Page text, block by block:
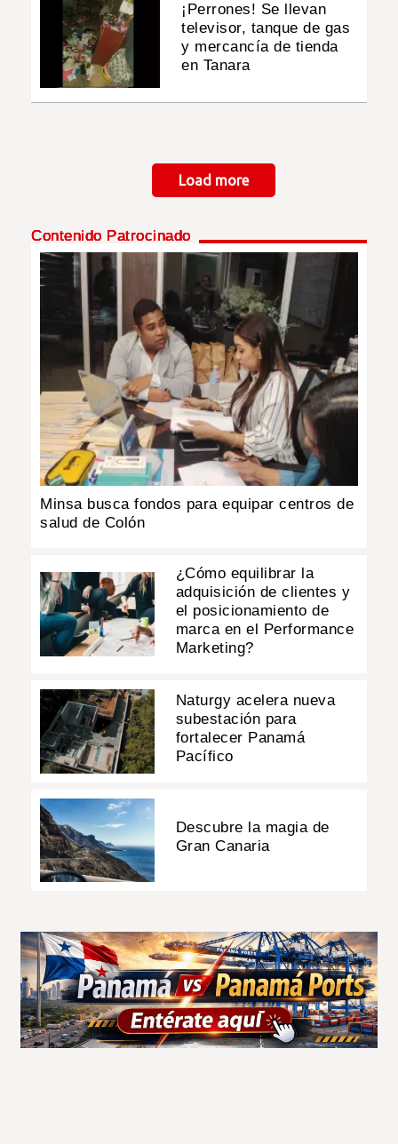
¡Perrones! Se llevan
televisor, tanque de gas
y mercancía de tienda
en Tanara
Load more
Contenido Patrocinado
Minsa busca fondos para equipar centros de
salud de Colón
¿Cómo equilibrar la
adquisición de clientes y
el posicionamiento de
marca en el Performance
Marketing?
Naturgy acelera nueva
subestación para
fortalecer Panamá
Pacífico
Descubre la magia de
Gran Canaria